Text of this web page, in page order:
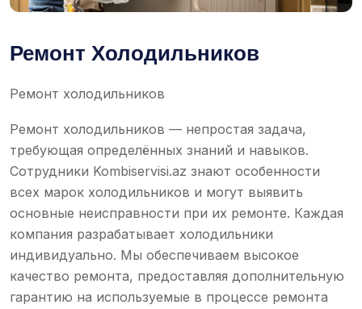
Ремонт Холодильников
Ремонт холодильников
Ремонт холодильников — непростая задача,
требующая определённых знаний и навыков.
Сотрудники Kombiservisi.az знают особенности
всех марок холодильников и могут выявить
основные неисправности при их ремонте. Каждая
компания разрабатывает холодильники
индивидуально. Мы обеспечиваем высокое
качество ремонта, предоставляя дополнительную
гарантию на используемые в процессе ремонта